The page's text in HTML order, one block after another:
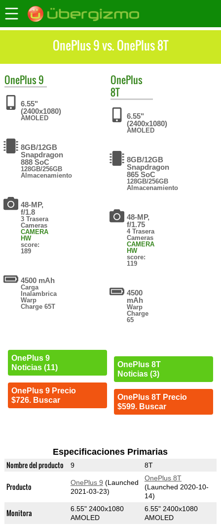
OnePlus 9 vs. OnePlus 8T
OnePlus9
6.55"
(2400x1080)
AMOLED
8GB/12GB
Snapdragon
888 SoC
128GB/256GB
Almacenamiento
48-MP,
f/1.8
3 Trasera
Cameras
CAMERA
HW
score:
189
4500 mAh
Carga
Inalambrica
Warp
Charge 65T
OnePlus 9
Noticias (11)
OnePlus 9 Precio
$726. Buscar
OnePlus
8T
6.55"
(2400x1080)
AMOLED
8GB/12GB
Snapdragon
865 SoC
128GB/256GB
Almacenamiento
48-MP,
f/1.75
4 Trasera
Cameras
CAMERA
HW
score:
119
4500
mAh
Warp
Charge
65
OnePlus 8T
Noticias (3)
OnePlus 8T Precio
$599. Buscar
Especificaciones Primarias
Nombre del producto 9 8T
Producto OnePlus 9 (Launched
2021-03-23)
OnePlus 8T
(Launched 2020-10-
14)
Monitora
6.55" 2400x1080
AMOLED
6.55" 2400x1080
AMOLED